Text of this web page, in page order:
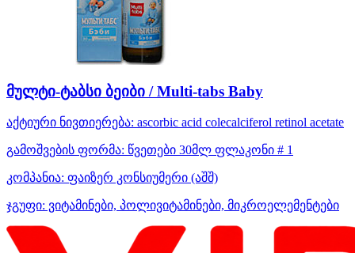
მულტი-ტაბსი ბეიბი / Multi-tabs Baby
აქტიური ნივთიერება: ascorbic acid colecalciferol retinol acetate
გამოშვების ფორმა: წვეთები 30მლ ფლაკონი # 1
კომპანია: ფაიზერ კონსიუმერი (აშშ)
ჯგუფი: ვიტამინები, პოლივიტამინები, მიკროელემენტები